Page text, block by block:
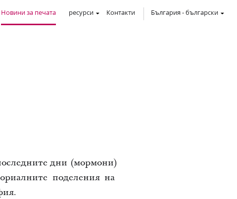
Новини за печата ресурси Контакти България -български
дни (мормони)
поделения на
.